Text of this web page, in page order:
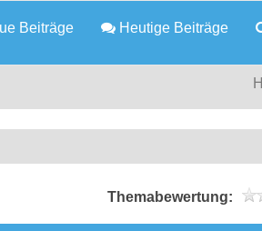
Beiträge Heutige Beiträge
Themabewertung: